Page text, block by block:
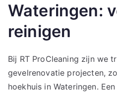
Wateringen:
reinigen
Bij RT ProCleaning zijn we
gevelrenovatie projecten,
hoekhuis in Wateringen.